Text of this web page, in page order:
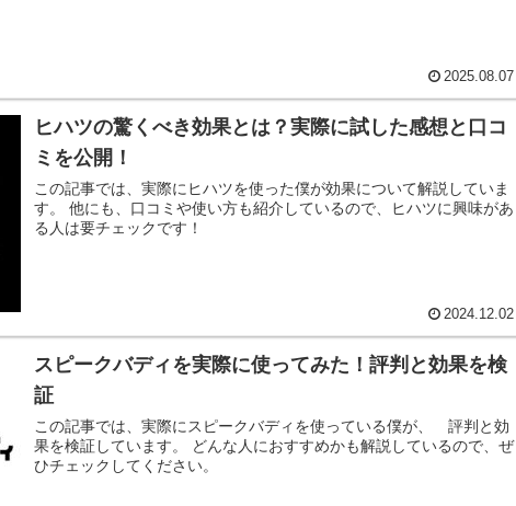
2025.08.07
ヒハツの驚くべき効果とは？実際に試した感想と口コ
ミを公開！
この記事では、実際にヒハツを使った僕が効果について解説していま
す。 他にも、口コミや使い方も紹介しているので、ヒハツに興味があ
る人は要チェックです！
2024.12.02
スピークバディを実際に使ってみた！評判と効果を検
証
この記事では、実際にスピークバディを使っている僕が、 評判と効
果を検証しています。 どんな人におすすめかも解説しているので、ぜ
ひチェックしてください。